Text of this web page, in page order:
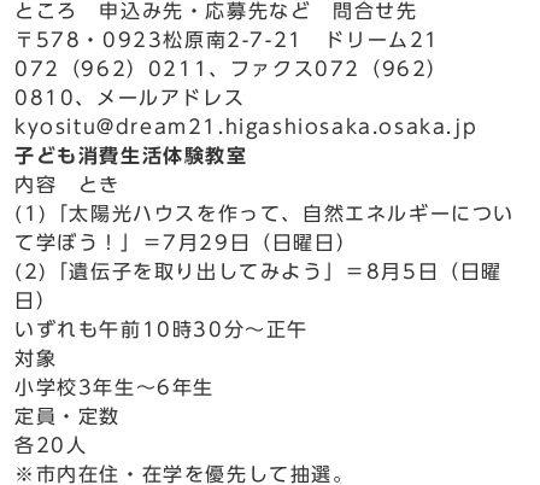
ところ 申込み先・応募先など 問合せ先
〒578・0923松原南2-7-21 ドリーム21
072（962）0211、ファクス072（962）
0810、メールアドレス
kyositu@dream21.higashiosaka.osaka.jp
子ども消費生活体験教室
内容 とき
(1)「太陽光ハウスを作って、自然エネルギーについ
て学ぼう！」＝7月29日（日曜日）
(2)「遺伝子を取り出してみよう」＝8月5日（日曜
日）
いずれも午前10時30分～正午
対象
小学校3年生～6年生
定員・定数
各20人
※市内在住・在学を優先して抽選。